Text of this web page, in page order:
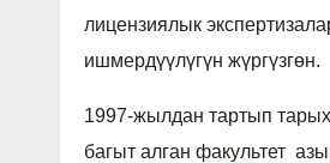
лицензиялык
ишмердүүлүгүн жүргүзгөн.
1997-жылдан тартып
багыт алган факультет